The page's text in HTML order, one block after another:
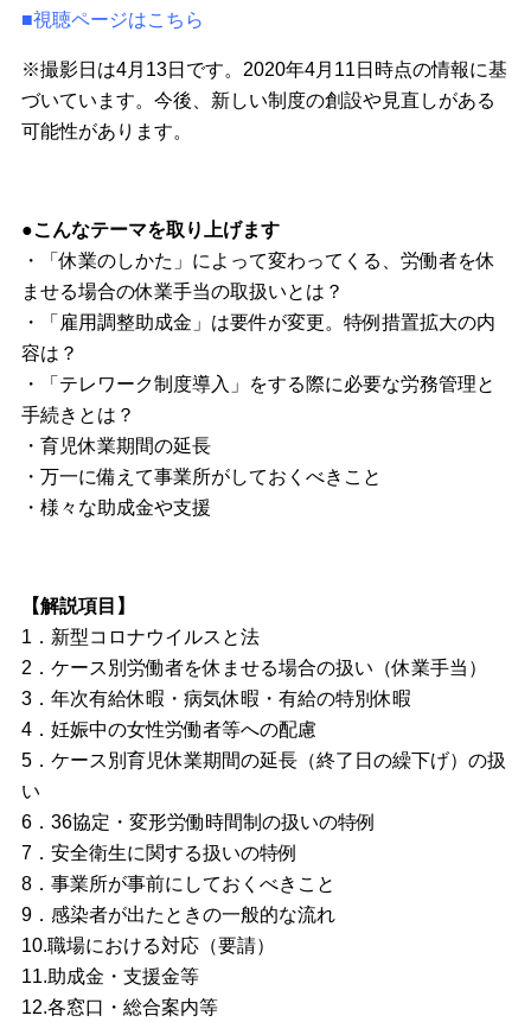
■視聴ページはこちら
※撮影日は4月13日です。2020年4月11日時点の情報に基
づいています。今後、新しい制度の創設や見直しがある
可能性があります。
●こんなテーマを取り上げます
・「休業のしかた」によって変わってくる、労働者を休
ませる場合の休業手当の取扱いとは？
・「雇用調整助成金」は要件が変更。特例措置拡大の内
容は？
・「テレワーク制度導入」をする際に必要な労務管理と
手続きとは？
・育児休業期間の延長
・万一に備えて事業所がしておくべきこと
・様々な助成金や支援
【解説項目】
1．新型コロナウイルスと法
2．ケース別労働者を休ませる場合の扱い（休業手当）
3．年次有給休暇・病気休暇・有給の特別休暇
4．妊娠中の女性労働者等への配慮
5．ケース別育児休業期間の延長（終了日の繰下げ）の扱
い
6．36協定・変形労働時間制の扱いの特例
7．安全衛生に関する扱いの特例
8．事業所が事前にしておくべきこと
9．感染者が出たときの一般的な流れ
10.職場における対応（要請）
11.助成金・支援金等
12.各窓口・総合案内等